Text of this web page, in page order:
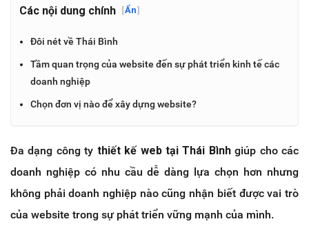
Các nội dung chính [Ẩn]
Đôi nét về Thái Bình
Tầm quan trọng của website đến sự phát triển kinh tế các
doanh nghiệp
Chọn đơn vị nào để xây dựng website?
Đa dạng công ty thiết kế web tại Thái Bìnhgiúp cho các
doanh nghiệp có nhu cầu dễ dàng lựa chọn hơn nhưng
không phải doanh nghiệp nào cũng nhận biết được vai trò
của website trong sự phát triển vững mạnh của mình.